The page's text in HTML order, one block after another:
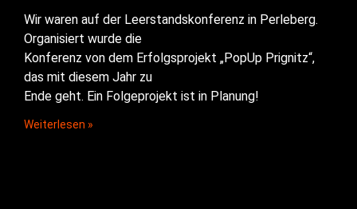
Wir waren auf der Leerstandskonferenz in Perleberg.
Organisiert wurde die
Konferenz von dem Erfolgsprojekt „PopUp Prignitz“,
das mit diesem Jahr zu
Ende geht. Ein Folgeprojekt ist in Planung!
Weiterlesen »